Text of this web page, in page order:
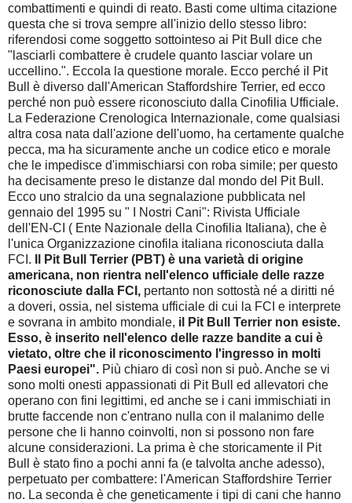
combattimenti e quindi di reato. Basti come ultima citazione
questa che si trova sempre all'inizio dello stesso libro:
riferendosi come soggetto sottointeso ai Pit Bull dice che
"lasciarli combattere è crudele quanto lasciar volare un
uccellino.". Eccola la questione morale. Ecco perché il Pit
Bull è diverso dall'American Staffordshire Terrier, ed ecco
perché non può essere riconosciuto dalla Cinofilia Ufficiale.
La Federazione Crenologica Internazionale, come qualsiasi
altra cosa nata dall'azione dell'uomo, ha certamente qualche
pecca, ma ha sicuramente anche un codice etico e morale
che le impedisce d'immischiarsi con roba simile; per questo
ha decisamente preso le distanze dal mondo del Pit Bull.
Ecco uno stralcio da una segnalazione pubblicata nel
gennaio del 1995 su " I Nostri Cani": Rivista Ufficiale
dell'EN-CI ( Ente Nazionale della Cinofilia Italiana), che è
l'unica Organizzazione cinofila italiana riconosciuta dalla
FCI.
Il Pit Bull Terrier (PBT) è una varietà di origine
americana, non rientra nell'elenco ufficiale delle razze
riconosciute dalla FCI, pertanto non sottostà né a diritti né
a doveri, ossia, nel sistema ufficiale di cui la FCI e interprete
e sovrana in ambito mondiale, il Pit Bull Terrier non esiste.
Esso, è inserito nell'elenco delle razze bandite a cui è
vietato, oltre che il riconoscimento l'ingresso in molti
Paesi europei". Più chiaro di così non si può. Anche se vi
sono molti onesti appassionati di Pit Bull ed allevatori che
operano con fini legittimi, ed anche se i cani immischiati in
brutte faccende non c'entrano nulla con il malanimo delle
persone che li hanno coinvolti, non si possono non fare
alcune considerazioni. La prima è che storicamente il Pit
Bull è stato fino a pochi anni fa (e talvolta anche adesso),
perpetuato per combattere: l'American Staffordshire Terrier
no. La seconda è che geneticamente i tipi di cani che hanno